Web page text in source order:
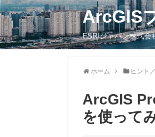
ArcGIS
ESRIジャパン株式会
ホーム ヒント
ArcGIS
を使って